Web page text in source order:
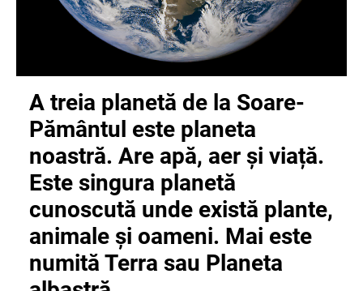
A treia planetă de la Soare-
Pământul este planeta
noastră. Are apă, aer și viață.
Este singura planetă
cunoscută unde există plante,
animale și oameni. Mai este
numită Terra sau Planeta